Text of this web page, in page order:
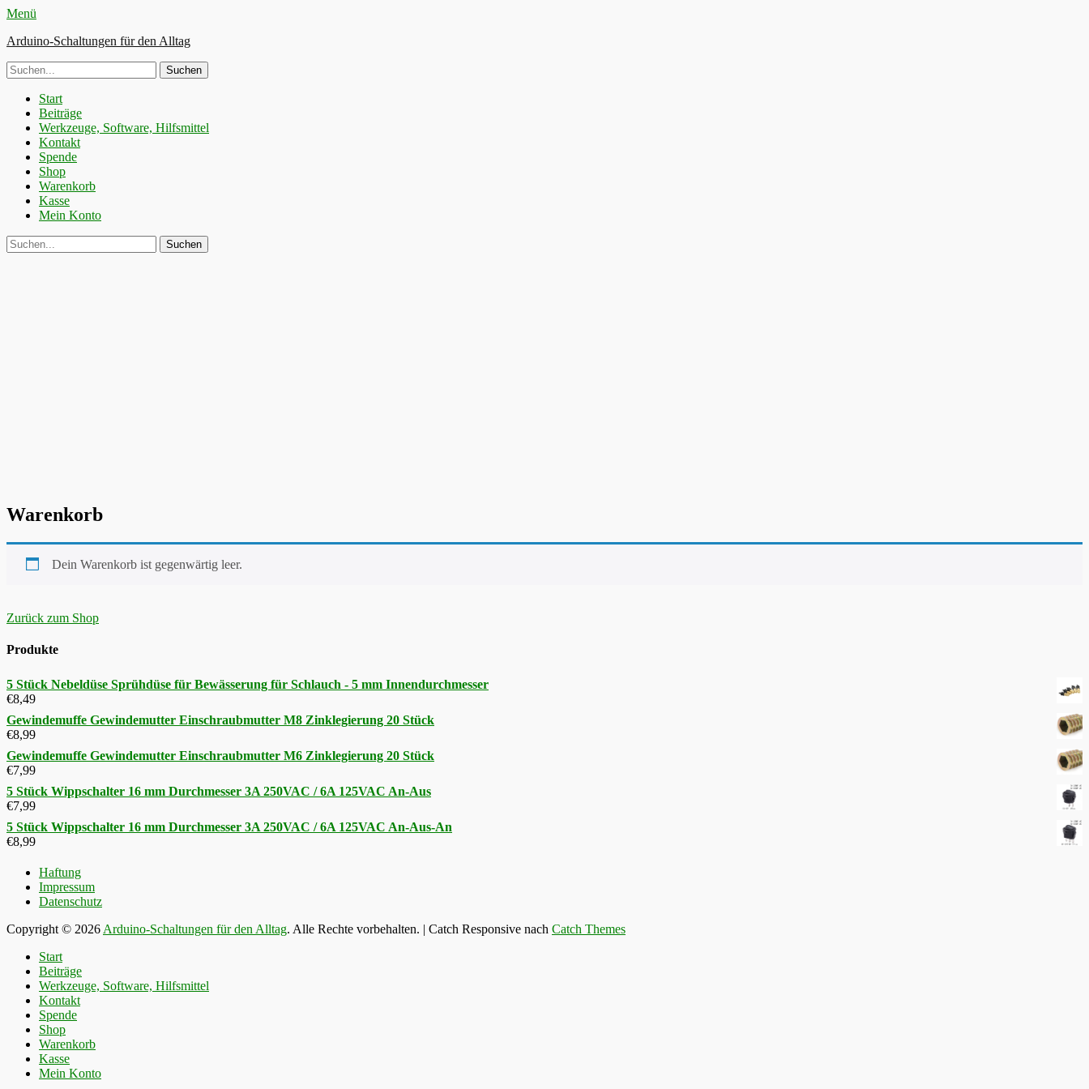
Menü
Arduino-Schaltungen für den Alltag
Suche
nach:
Primäres
Menü
Zum
Inhalt
springen
Start
Beiträge
Werkzeuge, Software, Hilfsmittel
Kontakt
Spende
Shop
Warenkorb
Kasse
Mein Konto
Suchen
Suche
nach:
Warenkorb
Dein Warenkorb ist gegenwärtig leer.
Zurück zum Shop
Produkte
5 Stück Nebeldüse Sprühdüse für Bewässerung für Schlauch - 5 mm Innendurchmesser
€8,49
Gewindemuffe Gewindemutter Einschraubmutter M8 Zinklegierung 20 Stück
€8,99
Gewindemuffe Gewindemutter Einschraubmutter M6 Zinklegierung 20 Stück
€7,99
5 Stück Wippschalter 16 mm Durchmesser 3A 250VAC / 6A 125VAC An-Aus
€7,99
5 Stück Wippschalter 16 mm Durchmesser 3A 250VAC / 6A 125VAC An-Aus-An
€8,99
Haftung
Impressum
Datenschutz
Copyright © 2026 Arduino-Schaltungen für den Alltag. Alle Rechte vorbehalten. | Catch Responsive nach Catch Themes
oben
scrollen
Start
Beiträge
Werkzeuge, Software, Hilfsmittel
Kontakt
Spende
Shop
Warenkorb
Kasse
Mein Konto